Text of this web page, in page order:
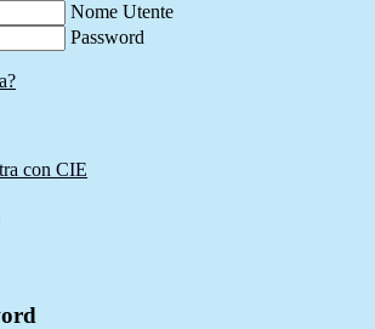
Nome Utente
Password
con CIE